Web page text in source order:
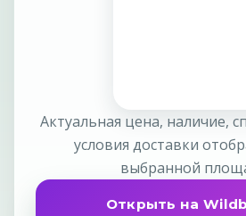
Актуальная цена, наличие,
условия доставки
выбранной
Открыть на